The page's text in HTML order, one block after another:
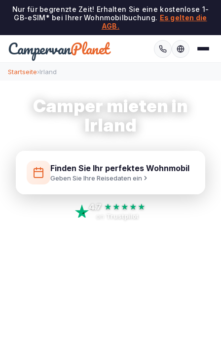
Nur für begrenzte Zeit! Erhalten Sie eine kostenlose 1-
GB-eSIM* bei Ihrer Wohnmobilbuchung. Es gelten die
AGB.
CampervanPlanet
Startseite›Irland
Camper mieten in
Irland
Finden Sie Ihr perfektes Wohnmobil
Geben Sie Ihre Reisedaten ein
4.7 ★★★★★
Trustpilot